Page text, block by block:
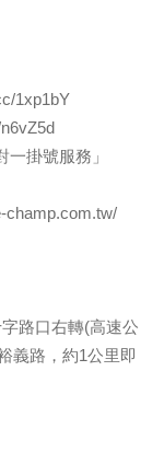
1xp1bY
一掛號服務」
champ.com.tw/
路口右轉(高速公
義路，約1公里即